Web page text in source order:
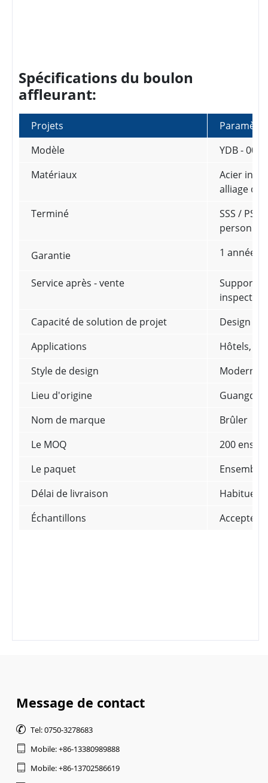
Spécifications du boulon
affleurant:
Projets
Modèle
YDB - 003
Matériaux
Acier
alliage de
Terminé
SSS / PSS
Garantie 1 année
Service après - vente
Support
Capacité de solution de projet
Design
Applications
Hôtels,
Style de design
Moderne
Lieu d'origine
Nom de marque
Brûler
Le MOQ
200
Le paquet
Délai de livraison
Échantillons
Accepté
Message de contact
 Tel: 0750-3278683
 Mobile: +86-13380989888
 Mobile: +86-13702586619